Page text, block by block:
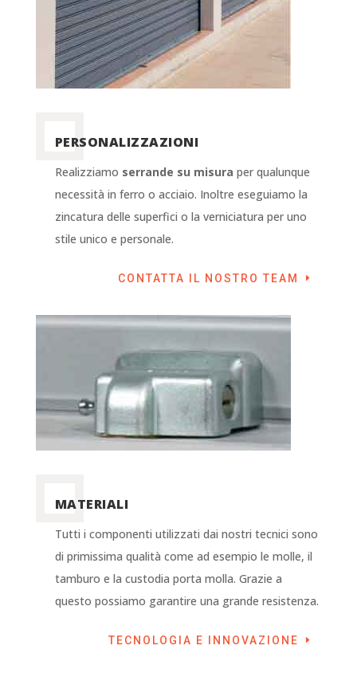
PERSONALIZZAZIONI
Realizziamo serrande su misura per qualunque
necessità in ferro o acciaio. Inoltre eseguiamo la
zincatura delle superfici o la verniciatura per uno
stile unico e personale.
CONTATTA IL NOSTRO TEAM
MATERIALI
Tutti i componenti utilizzati dai nostri tecnici sono
di primissima qualità come ad esempio le molle, il
tamburo e la custodia porta molla. Grazie a
questo possiamo garantire una grande resistenza.
TECNOLOGIA E INNOVAZIONE